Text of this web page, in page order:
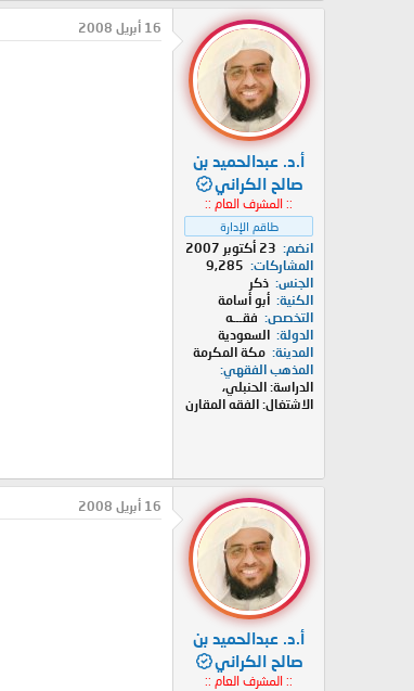
أ.د. عبدالحميد بن
صالح الكراني
:: المشرف العام ::
طاقم الإدارة
انضم
23 أكتوبر 2007
المشاركات
9,285
الجنس ذكر
الكنية أبو أسامة
التخصص
فقـــه
الدولة السعودية
المدينة مكة المكرمة
المذهب الفقهي
الدراسة: الحنبلي،
الاشتغال: الفقه المقارن
16 أبريل 2008
أ.د. عبدالحميد بن
صالح الكراني
:: المشرف العام ::
16 أبريل 2008